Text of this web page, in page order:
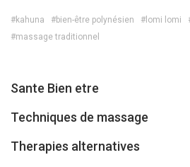
#kahuna #bien-être polynésien #lomi lomi
#massage traditionnel
Sante Bien etre
Techniques de massage
Therapies alternatives